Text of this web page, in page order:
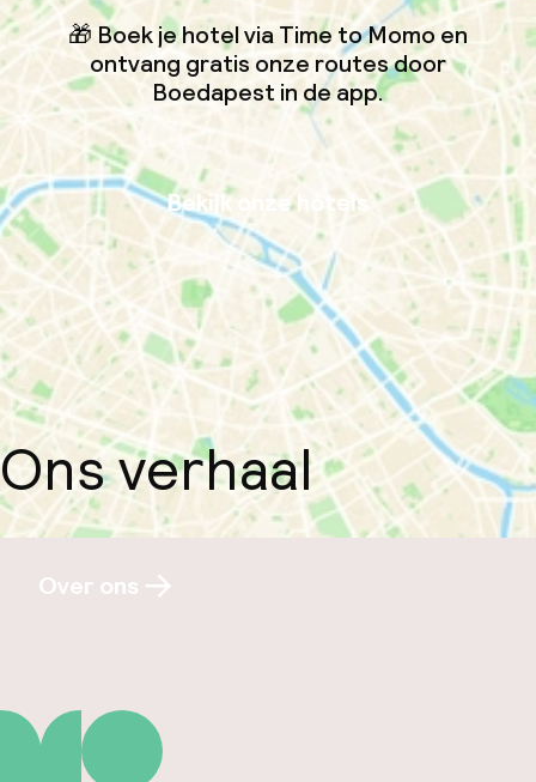
🎁 Boek je hotel via Time to Momo en
ontvang gratis onze routes door
Boedapest in de app.
Bekijk onze hotels
Ons verhaal
Over ons